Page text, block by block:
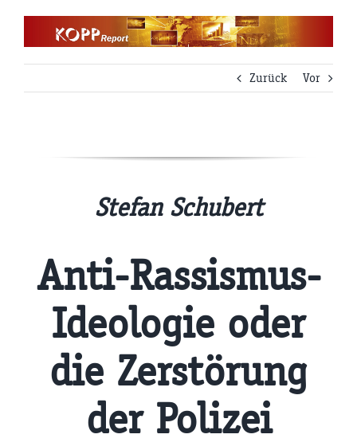
Zurück
Vor
Stefan Schubert
Anti-Rassismus-
Ideologie oder
die Zerstörung
der Polizei